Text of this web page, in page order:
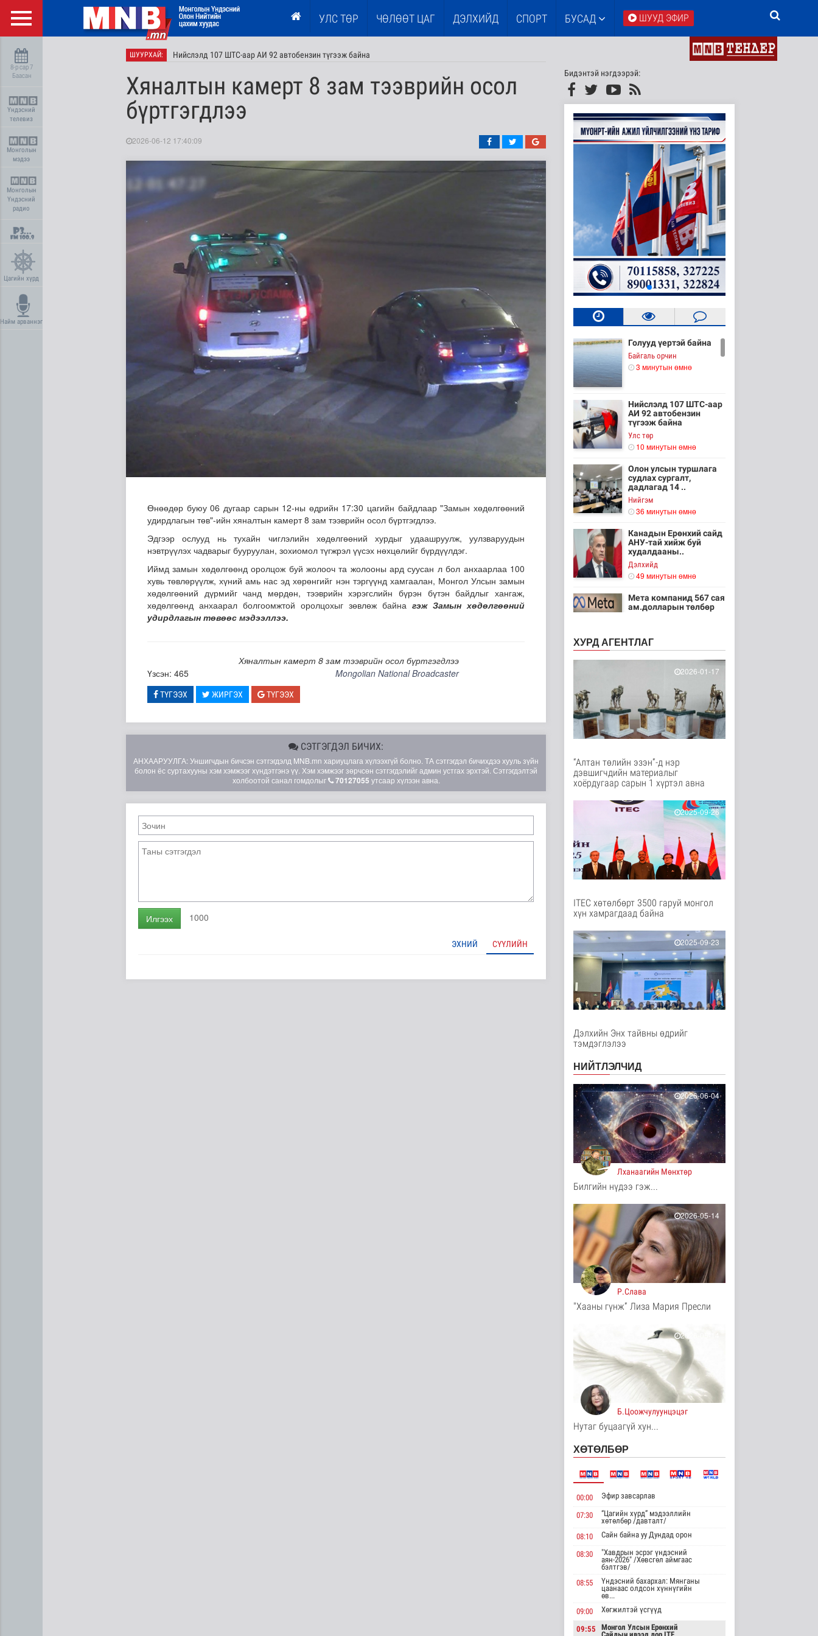
УЛС ТӨР ЧӨЛӨӨТ ЦАГ ДЭЛХИЙД СПОРТ БУСАД ШУУД ЭФИР
8-р сар 7
Баасан
Үндэсний
телевиз
Монголын
мэдээ
Монголын
Үндэсний
радио
Цагийн хүрд
Найм арваннэг
ШУУРХАЙ: Нийслэлд 107 ШТС-аар АИ 92 автобензин түгээж байна
Олон улсын туршлага судлах сургалт, дадлагад 14 алба хаагч хамрагдаж байна
Мета компанид 567 сая ам.долларын төлбөр ногдуулах шүүхийн шийдвэр гарчээ
Хяналтын камерт 8 зам тээврийн осол
бүртгэгдлээ
2026-06-12 17:40:09
Өнөөдөр буюу 06 дугаар сарын 12-ны өдрийн 17:30 цагийн байдлаар "Замын хөдөлгөөний
удирдлагын төв"-ийн хяналтын камерт 8 зам тээврийн осол бүртгэгдлээ.
Эдгээр ослууд нь тухайн чиглэлийн хөдөлгөөний хурдыг удаашруулж, уулзваруудын
нэвтрүүлэх чадварыг бууруулан, зохиомол түгжрэл үүсэх нөхцөлийг бүрдүүлдэг.
Иймд замын хөдөлгөөнд оролцож буй жолооч та жолооны ард суусан л бол анхаарлаа 100
хувь төвлөрүүлж, хүний амь нас эд хөрөнгийг нэн тэргүүнд хамгаалан, Монгол Улсын замын
хөдөлгөөний дүрмийг чанд мөрдөн, тээврийн хэрэгслийн бүрэн бүтэн байдлыг хангаж,
хөдөлгөөнд анхаарал болгоомжтой оролцохыг зөвлөж байна гэж Замын хөдөлгөөний
удирдлагын төвөөс мэдээллээ.
Хяналтын камерт 8 зам тээврийн осол бүртгэгдлээ
Үзсэн: 465
Mongolian National Broadcaster
ТҮГЭЭХ ЖИРГЭХ ТҮГЭЭХ
СЭТГЭГДЭЛ БИЧИХ:
АНХААРУУЛГА: Уншигчдын бичсэн сэтгэгдэлд MNB.mn хариуцлага хүлээхгүй болно. ТА сэтгэгдэл бичихдээ хууль зүйн
болон ёс суртахууны хэм хэмжээг хүндэтгэнэ үү. Хэм хэмжээг зөрчсөн сэтгэгдэлийг админ устгах эрхтэй. Сэтгэгдэлтэй
холбоотой санал гомдолыг
70127055 утсаар хүлээн авна.
Илгээх 1000
ЭХНИЙ СҮҮЛИЙН
Бидэнтэй нэгдээрэй:
Голууд үертэй байна
Байгаль орчин
3 минутын өмнө
Нийслэлд 107 ШТС-аар
АИ 92 автобензин
түгээж байна
Улс төр
10 минутын өмнө
Олон улсын туршлага
судлах сургалт,
дадлагад 14 ..
Нийгэм
36 минутын өмнө
Канадын Ерөнхий сайд
АНУ-тай хийж буй
худалдааны..
Дэлхийд
49 минутын өмнө
Мета компанид 567 сая
ам.долларын төлбөр
1 цаг 20 минутын өмнө
Ирэх 10 хоногт цаг
агаар ямар байх вэ
2 цаг 41 минутын өмнө
“Нүүрс пиролизийн
үйлдвэр”-ийг төр,
хувийн хэвшл..
2 цаг 57 минутын өмнө
Цэнхэр бүсэд гал
хариу арга хэ..
2 цаг 11 минутын өмнө
Ц.Сандаг-Очир: COP17
ба COP31 хурлын
уялдаа нь Р..
Хийлдэг завь, гудас,
Эрүүл мэнд
3 цаг 31 минутын өмнө
Нийслэлийн цэцэрлэгт
хамрагдах I шатны
бүртгэл э..
Нийгэм
бүртгэгджээ
Нийгэм
3 цаг 50 минутын өмнө
Мал угаалгын ажил
үргэлжилж байна
Нийгэм
3 цаг 53 минутын өмнө
Хогноос эрчим хүч
үйлдвэрлэх үйлдвэр 34
МВт-ын х..
3 цаг 11 минутын өмнө
Монелийн гудамжны
авто замыг өнөөдрөөс
хааж, зас..
Нийгэм
3 цаг 16 минутын өмнө
3613 иргэн өртөж, 118
4 цаг 32 минутын өмнө
Цөмийн эрчим хүчний
хөрөнгө оруулалтыг
2050 он х..
4 цаг 35 минутын өмнө
НТТТ: 11:00-16:00
Эрүүл мэнд
4 цаг 53 минутын өмнө
мэндэлсний 120
жилийн ойд зориулс..
Танин мэдэхүй
4 цаг 59 минутын өмнө
Хүннүгийн язгууртны
оршуулгын дурсгалт
Танин мэдэхүй
улстай хөдөө аж ахуйн
ХУРД АГЕНТЛАГ
2026-01-17
“Алтан төлийн эзэн”-д нэр
дэвшигчдийн материалыг
хоёрдугаар сарын 1 хүртэл авна
2025-09-26
ITEC хөтөлбөрт 3500 гаруй монгол
хүн хамрагдаад байна
2025-09-23
Дэлхийн Энх тайвны өдрийг
тэмдэглэлээ
НИЙТЛЭЛЧИД
2026-06-04
Лханаагийн Мөнхтөр
Билгийн нүдээ гэж...
2026-05-14
Р.Слава
"Хааны гүнж” Лиза Мария Пресли
2026-05-14
Б.Цоожчулуунцэцэг
Нутаг буцаагүй хун...
ХӨТӨЛБӨР
00:00 Эфир завсарлав
07:30
“Цагийн хүрд” мэдээллийн
хөтөлбөр /давталт/
08:10
Сайн байна уу Дундад орон
08:30
"Хавдрын эсрэг үндэсний
аян-2026" /Хөвсгөл аймгаас
бэлтгэв/
08:55
Үндэсний бахархал: Мянганы
цаанаас олдсон хүннүгийн
өв...
09:00
Хөгжилтэй үсгүүд
09:55
Монгол Улсын Ерөнхий